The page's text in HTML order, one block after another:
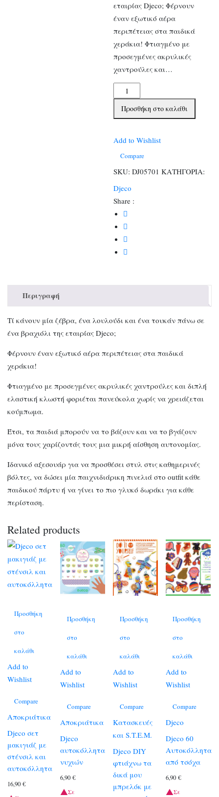
εταιρίας Djeco; Φέρνουν
έναν εξωτικό αέρα
περιπέτειας στα παιδικά
χεράκια! Φτιαγμένο με
προσεγμένες ακρυλικές
χαντρούλες και…
Djeco
βραχιόλι
ζωάκια
ποσότητα
Προσθήκη στο καλάθι
Add to Wishlist
Compare
SKU: DJ05701 ΚΑΤΗΓΟΡΙΑ:
Djeco
Share :
Περιγραφή
Τί κάνουν μία ζέβρα, ένα λουλούδι και ένα τουκάν πάνω σε
ένα βραχιόλι της εταιρίας Djeco;
Φέρνουν έναν εξωτικό αέρα περιπέτειας στα παιδικά
χεράκια!
Φτιαγμένο με προσεγμένες ακρυλικές χαντρούλες και διπλή
ελαστική κλωστή φοριέται πανεύκολα χωρίς να χρειάζεται
κούμπωμα.
Έτσι, τα παιδιά μπορούν να το βάζουν και να το βγάζουν
μόνα τους χαρίζοντάς τους μια μικρή αίσθηση αυτονομίας.
Ιδανικό αξεσουάρ για να προσθέσει στυλ στις καθημερινές
βόλτες, να δώσει μία παιχνιδιάρικη πινελιά στο outfit κάθε
παιδικού πάρτυ ή να γίνει το πιο γλυκό δωράκι για κάθε
περίσταση.
Related products
Προσθήκη
στο
καλάθι
Add to
Wishlist
Compare
Αποκριάτικα
Djeco σετ
μακιγιάζ με
στένσιλ και
αυτοκόλλητα
16,90 €
Προσθήκη
στο
καλάθι
Add to
Wishlist
Compare
Αποκριάτικα
Djeco
αυτοκόλλητα
νυχιών
6,90€
Σε
Προσθήκη
στο
καλάθι
Add to
Wishlist
Compare
Κατασκευές
και S.T.E.M.
Djeco DIY
φτιάχνω τα
δικά μου
μπρελόκ με
Προσθήκη
στο
καλάθι
Add to
Wishlist
Compare
Djeco
Djeco 60
Αυτοκόλλητα
από τσόχα
6,90€
Σε